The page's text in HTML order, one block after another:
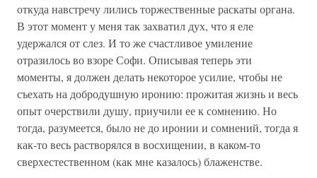
откуда навстречу лились торжественные раскаты органа.
В этот момент у меня так захватил дух, что я еле
удержался от слез. И то же счастливое умиление
отразилось во взоре Софи. Описывая теперь эти
моменты, я должен делать некоторое усилие, чтобы не
съехать на добродушную иронию: прожитая жизнь и весь
опыт очерствили душу, приучили ее к сомнению. Но
тогда, разумеется, было не до иронии и сомнений, тогда я
как-то весь растворялся в восхищении, в каком-то
сверхестественном (как мне казалось) блаженстве.